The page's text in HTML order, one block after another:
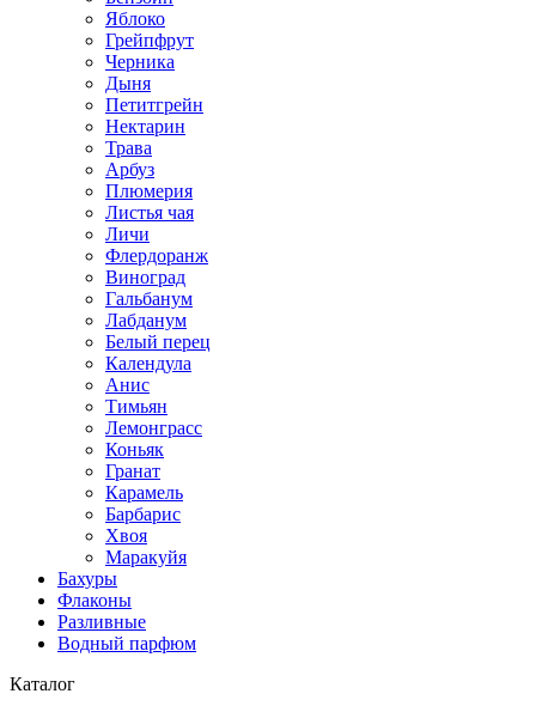
Яблоко
Грейпфрут
Черника
Дыня
Петитгрейн
Нектарин
Трава
Арбуз
Плюмерия
Листья чая
Личи
Флердоранж
Виноград
Гальбанум
Лабданум
Белый перец
Календула
Анис
Тимьян
Лемонграсс
Коньяк
Гранат
Карамель
Барбарис
Хвоя
Маракуйя
Бахуры
Флаконы
Разливные
Водный парфюм
Каталог